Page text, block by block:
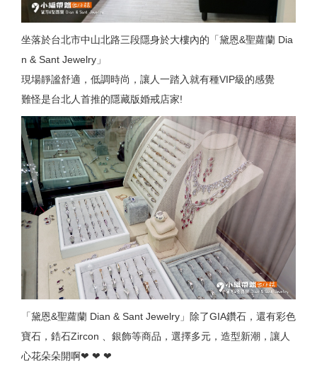
坐落於台北市中山北路三段隱身於大樓內的「黛恩&聖蘿蘭 Dia
n & Sant Jewelry」
現場靜謐舒適，低調時尚，讓人一踏入就有種VIP級的感覺
難怪是台北人首推的隱藏版婚戒店家!
「黛恩&聖蘿蘭 Dian & Sant Jewelry」除了GIA鑽石，還有彩色
寶石，鋯石Zircon 、銀飾等商品，選擇多元，造型新潮，讓人
心花朵朵開啊❤ ❤ ❤